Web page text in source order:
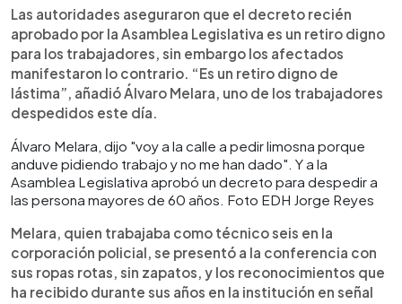
Las autoridades aseguraron que el decreto recién
aprobado por la Asamblea Legislativa es un retiro digno
para los trabajadores, sin embargo los afectados
manifestaron lo contrario. “Es un retiro digno de
lástima”, añadió Álvaro Melara, uno de los trabajadores
despedidos este día.
Álvaro Melara, dijo "voy a la calle a pedir limosna porque
anduve pidiendo trabajo y no me han dado". Y a la
Asamblea Legislativa aprobó un decreto para despedir a
las persona mayores de 60 años. Foto EDH Jorge Reyes
Melara, quien trabajaba como técnico seis en la
corporación policial, se presentó a la conferencia con
sus ropas rotas, sin zapatos, y los reconocimientos que
ha recibido durante sus años en la institución en señal